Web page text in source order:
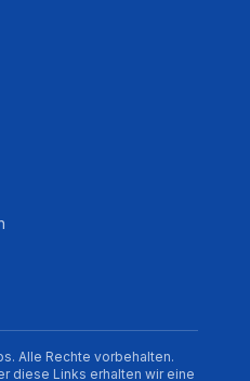
Alle Rechte vorbehalten.
diese Links erhalten wir eine